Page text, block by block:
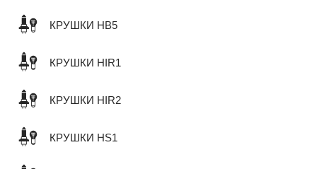
КРУШКИ HB5
КРУШКИ HIR1
КРУШКИ HIR2
КРУШКИ HS1